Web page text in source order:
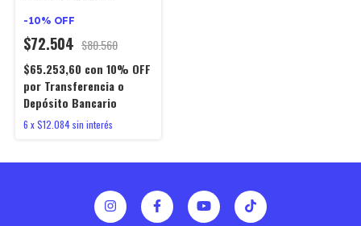
-10% OFF
$72.504 $80.560
$65.253,60 con 10% OFF
por Transferencia o
Depósito Bancario
6 x$12.084sin interés